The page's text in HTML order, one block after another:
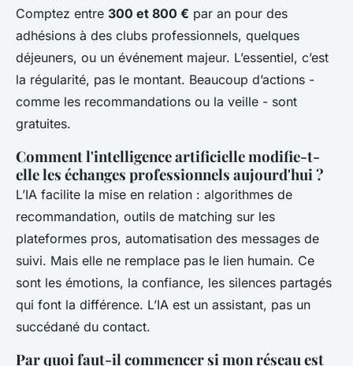
Comptez entre 300 et 800 € par an pour des
adhésions à des clubs professionnels, quelques
déjeuners, ou un événement majeur. L’essentiel, c’est
la régularité, pas le montant. Beaucoup d’actions -
comme les recommandations ou la veille - sont
gratuites.
Comment l'intelligence artificielle modifie-t-
elle les échanges professionnels aujourd'hui ?
L’IA facilite la mise en relation : algorithmes de
recommandation, outils de matching sur les
plateformes pros, automatisation des messages de
suivi. Mais elle ne remplace pas le lien humain. Ce
sont les émotions, la confiance, les silences partagés
qui font la différence. L’IA est un assistant, pas un
succédané du contact.
Par quoi faut-il commencer si mon réseau est